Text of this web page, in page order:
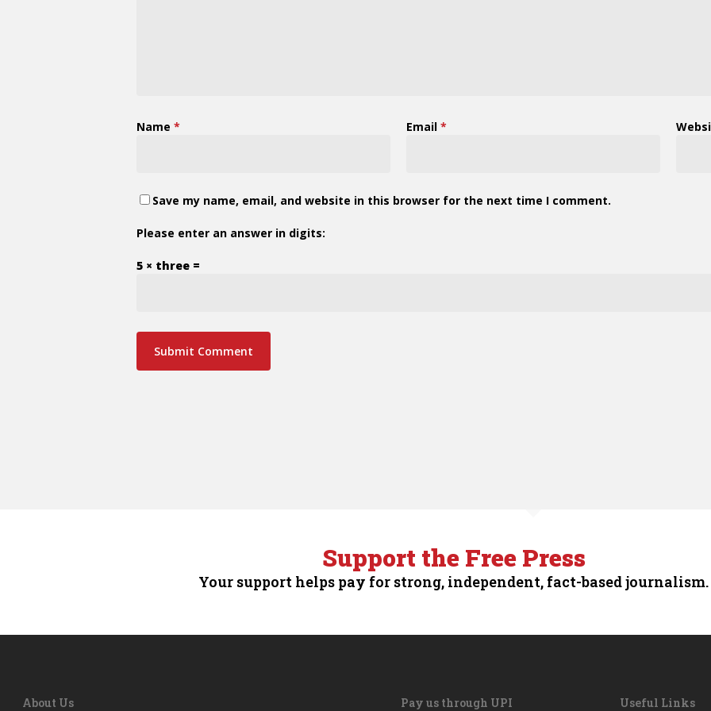
Name * Email *
Save my name, email, and website in this browser for the next time I comment.
Please enter an answer in digits:
5 × three =
Support the Free Press
Your support helps pay for strong, independent, fact-based journalism.
About Us Pay us through UPI Useful Links